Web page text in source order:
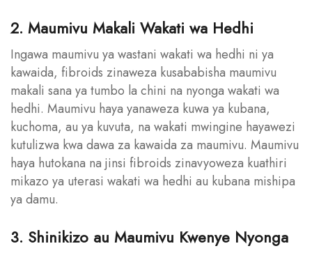
2. Maumivu Makali Wakati wa Hedhi
Ingawa maumivu ya wastani wakati wa hedhi ni ya
kawaida, fibroids zinaweza kusababisha maumivu
makali sana ya tumbo la chini na nyonga wakati wa
hedhi. Maumivu haya yanaweza kuwa ya kubana,
kuchoma, au ya kuvuta, na wakati mwingine hayawezi
kutulizwa kwa dawa za kawaida za maumivu. Maumivu
haya hutokana na jinsi fibroids zinavyoweza kuathiri
mikazo ya uterasi wakati wa hedhi au kubana mishipa
ya damu.
3. Shinikizo au Maumivu Kwenye Nyonga